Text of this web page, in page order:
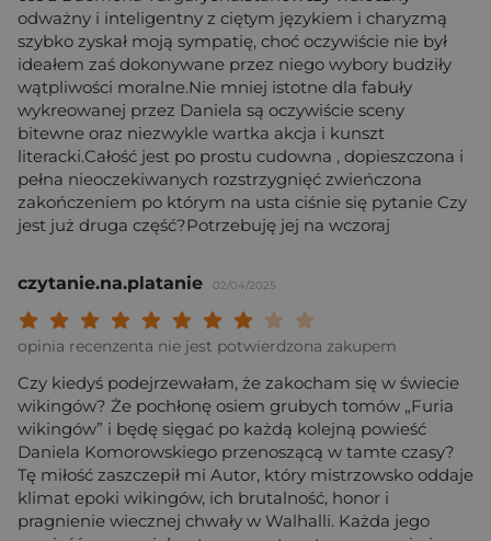
odważny i inteligentny z ciętym językiem i charyzmą
szybko zyskał moją sympatię, choć oczywiście nie był
ideałem zaś dokonywane przez niego wybory budziły
wątpliwości moralne.Nie mniej istotne dla fabuły
wykreowanej przez Daniela są oczywiście sceny
bitewne oraz niezwykle wartka akcja i kunszt
literacki.Całość jest po prostu cudowna , dopieszczona i
pełna nieoczekiwanych rozstrzygnięć zwieńczona
zakończeniem po którym na usta ciśnie się pytanie Czy
jest już druga część?Potrzebuję jej na wczoraj
czytanie.na.platanie 02/04/2025
Twoja ocena:
Twoja ocena: Wybitna 9/
Twoja ocena: Rewelacyjna 8/
Twoja ocena: Bardzo dobra 7/10"
Twoja ocena: Dobra 6/10"
Twoja ocena: Przeciętna 5/10"
Twoja ocena: Może być 4/10"
Twoja ocena: Słaba 3/10"
Twoja ocena: Bardzo słaba 2/10"
Twoja ocena: Beznadziejna 1/10"
opinia recenzenta nie jest potwierdzona zakupem
Czy kiedyś podejrzewałam, że zakocham się w świecie
wikingów? Że pochłonę osiem grubych tomów „Furia
wikingów” i będę sięgać po każdą kolejną powieść
Daniela Komorowskiego przenoszącą w tamte czasy?
Tę miłość zaszczepił mi Autor, który mistrzowsko oddaje
klimat epoki wikingów, ich brutalność, honor i
pragnienie wiecznej chwały w Walhalli. Każda jego